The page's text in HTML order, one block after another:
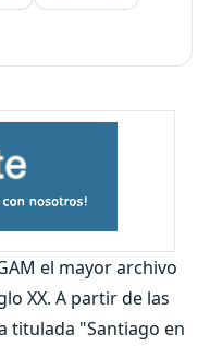
el mayor archivo
XX. A partir de las
titulada "Santiago en